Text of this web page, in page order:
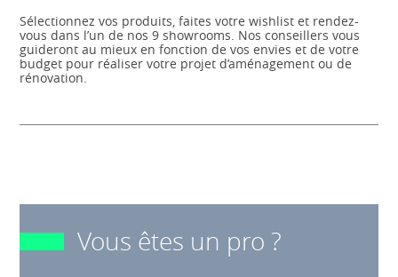
Sélectionnez vos produits, faites votre wishlist et rendez-
vous dans l’un de nos 9 showrooms. Nos conseillers vous
guideront au mieux en fonction de vos envies et de votre
budget pour réaliser votre projet d’aménagement ou de
rénovation.
Vous êtes un pro ?